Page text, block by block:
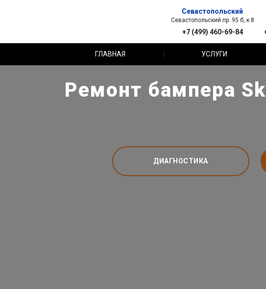
Севастопольский
Севастопольский пр. 95 б, к.8
+7 (499) 460-69-84
ГЛАВНАЯ УСЛУГИ
Ремонт бампера
ДИАГНОСТИКА